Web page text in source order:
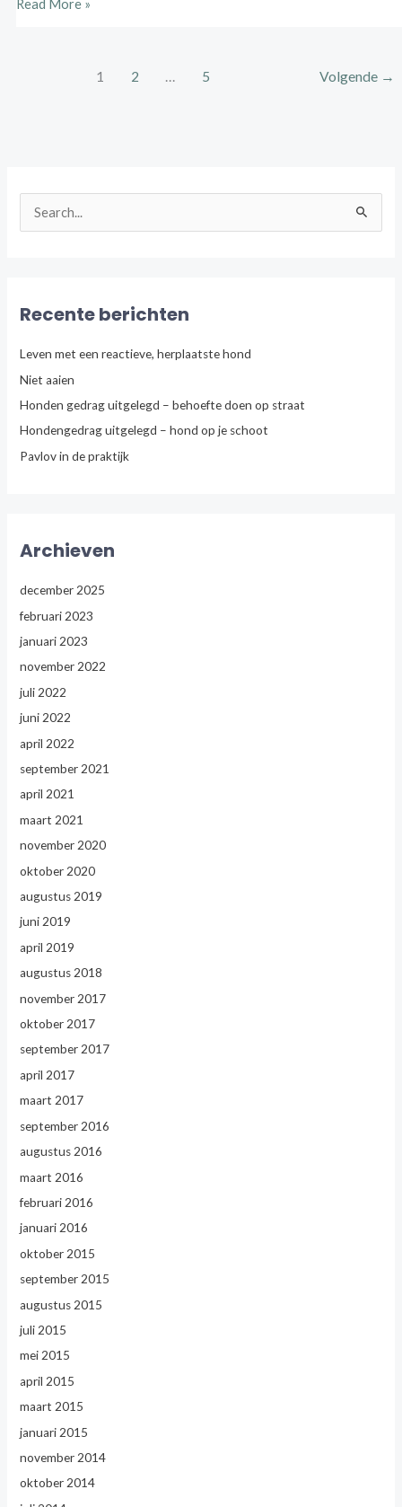
Read More »
1 2 … 5 Volgende →
n
a
r
Recente berichten
Leven met een reactieve, herplaatste hond
Niet aaien
Honden gedrag uitgelegd – behoefte doen op straat
Hondengedrag uitgelegd – hond op je schoot
Pavlov in de praktijk
Archieven
december 2025
februari 2023
januari 2023
november 2022
juli 2022
juni 2022
april 2022
september 2021
april 2021
maart 2021
november 2020
oktober 2020
augustus 2019
juni 2019
april 2019
augustus 2018
november 2017
oktober 2017
september 2017
april 2017
maart 2017
september 2016
augustus 2016
maart 2016
februari 2016
januari 2016
oktober 2015
september 2015
augustus 2015
juli 2015
mei 2015
april 2015
maart 2015
januari 2015
november 2014
oktober 2014